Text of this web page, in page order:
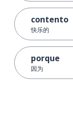
contento
快乐的
porque
因为